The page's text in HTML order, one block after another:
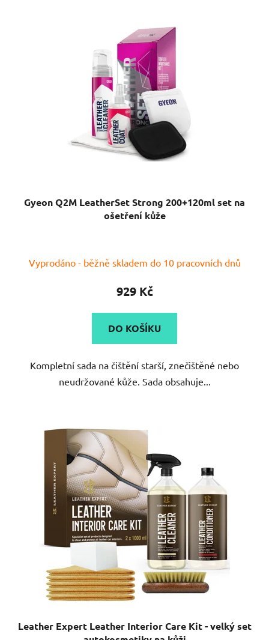
Gyeon Q2M LeatherSet Strong 200+120ml set na
ošetření kůže
hodnocení
je
5,0
z
5
hvězdiček.
Vyprodáno - běžně skladem do 10 pracovních dnů
929 Kč
DO KOŠÍKU
Kompletní sada na čištění starší, znečištěné nebo
neudržované kůže. Sada obsahuje...
Leather Expert Leather Interior Care Kit - velký set
autokosmetiky na kůži